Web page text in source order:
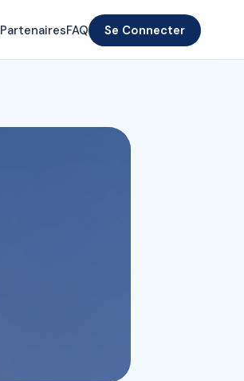
PartenairesFAQ Se Connecter